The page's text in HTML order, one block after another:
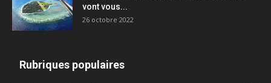
vont vous...
26 octobre 2022
Rubriques populaires